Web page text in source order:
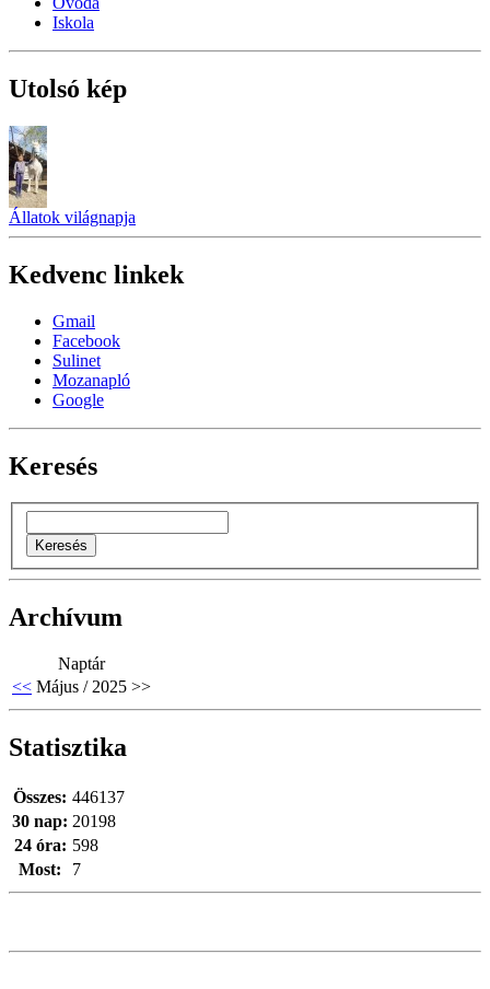
Iskola
Utolsó kép
Állatok világnapja
Kedvenc linkek
Gmail
Facebook
Sulinet
Mozanapló
Google
Keresés
Archívum
Naptár
<< Május / 2025 >>
Statisztika
Most: 7
Összes: 446137
30 nap: 20198
24 óra: 598